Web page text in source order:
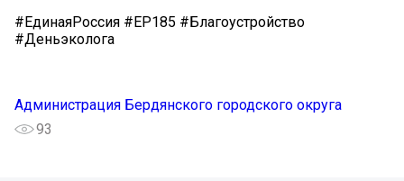
#ЕдинаяРоссия #ЕР185 #Благоустройство
#Деньэколога
Администрация Бердянского городского округа
93